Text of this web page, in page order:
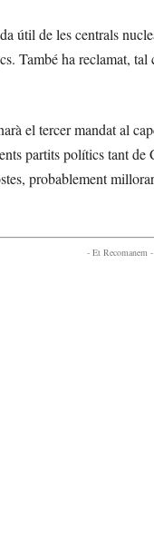
útil de les centrals
També ha reclamat,
el tercer mandat al
partits polítics tant
probablement
- Et Recomanem -